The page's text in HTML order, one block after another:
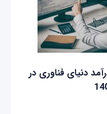
دنیای فناوری در